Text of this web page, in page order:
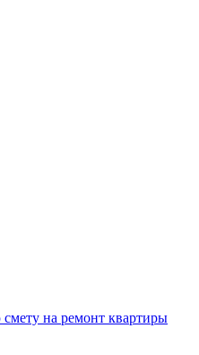
на ремонт квартиры